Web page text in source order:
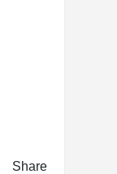
Share